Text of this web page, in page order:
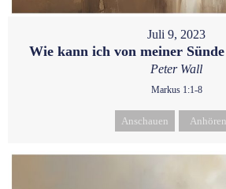
Juli 9, 2023
Wie kann ich von meiner
Peter Wall
Markus 1:1-8
Anschauen Anhören